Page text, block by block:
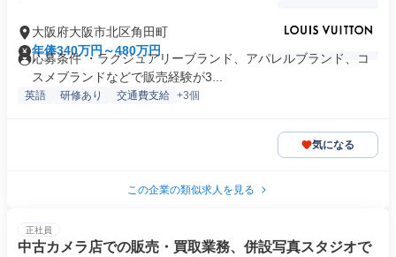
大阪府大阪市北区角田町
年俸340万円～480万円
応募条件 ・ラグジュアリーブランド、アパレルブランド、コ
スメブランドなどで販売経験が3...
英語 研修あり 交通費支給 +3個
気になる
この企業の類似求人を見る
正社員
中古カメラ店での販売・買取業務、併設写真スタジオで